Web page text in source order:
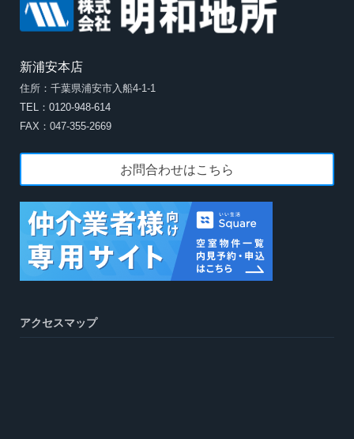
新浦安本店
住所：千葉県浦安市入船4-1-1
TEL：0120-948-614
FAX：047-355-2669
お問合わせはこちら
アクセスマップ